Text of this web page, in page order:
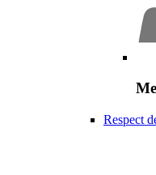
Respect